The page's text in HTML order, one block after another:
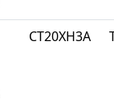
СТ20ХН3А